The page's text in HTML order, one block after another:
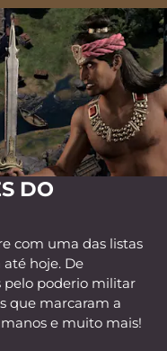
DO
com uma das listas
hoje. De
pelo poderio militar
que marcaram a
e muito mais!